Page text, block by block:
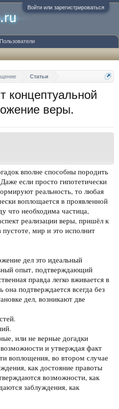
Войти или зарегистрироваться
Статьи
концептуальной
веры.
вполне способны породить
если просто гипотетически
реальность, то любая
воплощается в проявленной
что необходима частица,
реализации веры, пришёл к
мир и это исполнит
дел это идеальный
опыт, подтверждающий
правда легко вживается в
она подтверждается всегда без
дел, возникают две
или не верные догадки
и утверждая факт
воплощения, во втором случае
как достояние правоты
возможности, как
заблуждения, как
Пользователи